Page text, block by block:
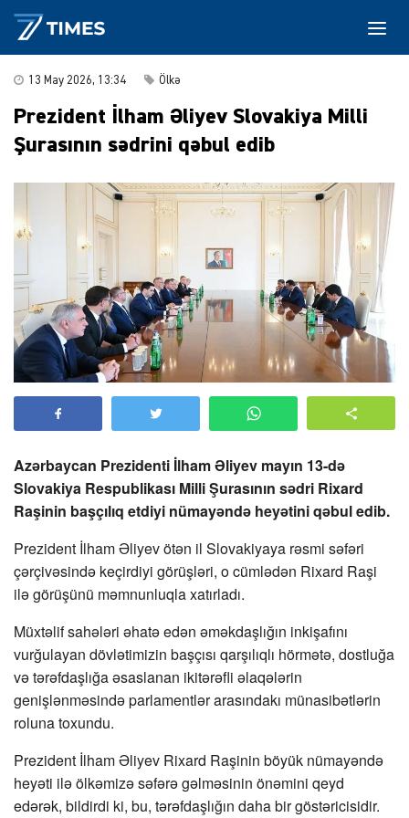
13 May 2026, 13:34 Ölkə
Prezident İlham Əliyev Slovakiya Milli
Şurasının sədrini qəbul edib
Azərbaycan Prezidenti İlham Əliyev mayın 13-də
Slovakiya Respublikası Milli Şurasının sədri Rixard
Raşinin başçılıq etdiyi nümayəndə heyətini qəbul edib.
Prezident İlham Əliyev ötən il Slovakiyaya rəsmi səfəri
çərçivəsində keçirdiyi görüşləri, o cümlədən Rixard Raşi
ilə görüşünü məmnunluqla xatırladı.
Müxtəlif sahələri əhatə edən əməkdaşlığın inkişafını
vurğulayan dövlətimizin başçısı qarşılıqlı hörmətə, dostluğa
və tərəfdaşlığa əsaslanan ikitərəfli əlaqələrin
genişlənməsində parlamentlər arasındakı münasibətlərin
roluna toxundu.
Prezident İlham Əliyev Rixard Raşinin böyük nümayəndə
heyəti ilə ölkəmizə səfərə gəlməsinin önəmini qeyd
edərək, bildirdi ki, bu, tərəfdaşlığın daha bir göstəricisidir.